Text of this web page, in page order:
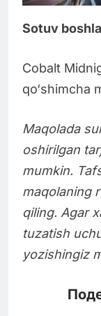
Sotuv
Cobalt
qo‘shimcha
Maqolada
oshirilgan
mumkin.
maqolaning
qiling. Agar
tuzatish
yozishingiz